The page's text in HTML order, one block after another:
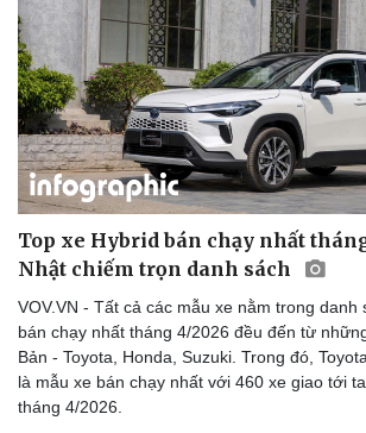
Top xe Hybrid bán chạy nhất
Nhật chiếm trọn danh sách
VOV.VN - Tất cả các mẫu xe nằm trong danh
bán chạy nhất tháng 4/2026 đều đến từ
Bản - Toyota, Honda, Suzuki. Trong đó,
là mẫu xe bán chạy nhất với 460 xe giao tới
tháng 4/2026.